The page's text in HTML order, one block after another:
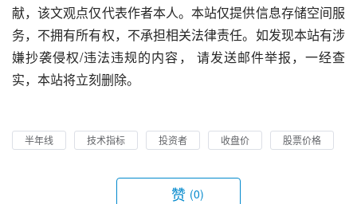
献，该文观点仅代表作者本人。本站仅提供信息存储空间服
务，不拥有所有权，不承担相关法律责任。如发现本站有涉
嫌抄袭侵权/违法违规的内容， 请发送邮件举报，一经查
实，本站将立刻删除。
半年线 技术指标 投资者 收盘价 股票价格
赞 (0)